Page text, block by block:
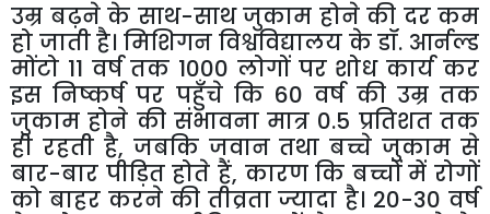
उम्र बढ़ने के साथ-साथ जुकाम होने की दर कम
हो जाती है। मिशिगन विश्वविद्यालय के डॉ. आर्नल्ड
मोंटो 11 वर्ष तक 1000 लोगों पर शोध कार्य कर
इस निष्कर्ष पर पहुँचे कि 60 वर्ष की उम्र तक
जुकाम होने की संभावना मात्र 0.5 प्रतिशत तक
ही रहती है, जबकि जवान तथा बच्चे जुकाम से
बार-बार पीड़ित होते हैं, कारण कि बच्चों में रोगों
को बाहर करने की तीव्रता ज्यादा है। 20-30 वर्ष